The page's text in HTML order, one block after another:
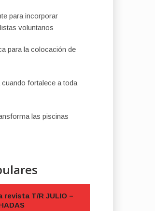
para incorporar
voluntarios
para la colocación de
fortalece a toda
las piscinas